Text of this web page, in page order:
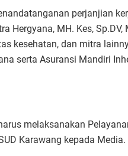
perjanjian
Hergyana, MH. Kes,
kesehatan, dan mitra
serta Asuransi Mandiri
melaksanakan
Karawang kepada Media.